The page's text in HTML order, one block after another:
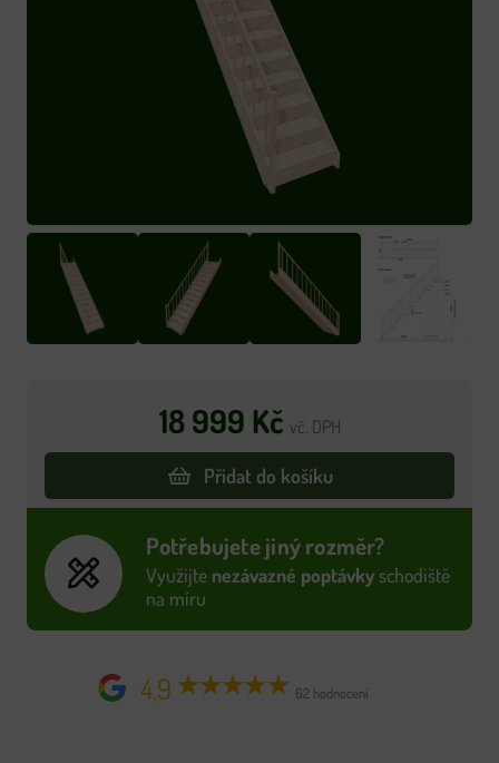
18 999 Kč vč. DPH
Přidat do košíku
Potřebujete jiný rozměr?
Využijte nezávazné poptávky schodiště
na míru
4,9 62 hodnocení